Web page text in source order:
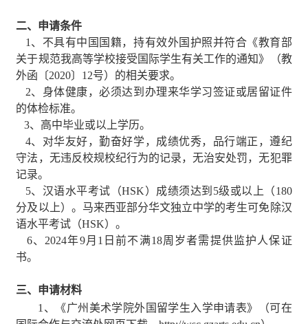
二、申请条件
1 、不具有中国国籍，持有效外国护照并符合《教育部
关于规范我高等学校接受国际学生有关工作的通知》（教
外函〔2020〕 12号）的相关要求。
2、身体健康，必须达到办理来华学习签证或居留证件
的体检标准。
3、高中毕业或以上学历。
4、对华友好，勤奋好学，成绩优秀，品行端正，遵纪
守法，无违反校规校纪行为的记录，无治安处罚，无犯罪
记录。
5、汉语水平考试（HSK）成绩须达到 5级或以上（180
分及以上）。马来西亚部分华文独立中学的考生可免除汉
语水平考试（HSK）。
6、 2024年9月 1 日前不满18周岁者需提供监护人保证
书。
三、申请材料
1 、《广州美术学院外国留学生入学申请表》（可在